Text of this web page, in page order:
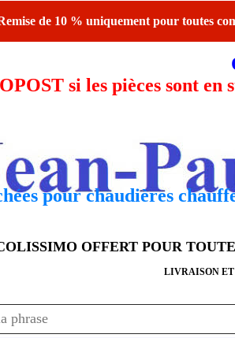
de 10 % uniquement pour toutes
si les pièces sont
pour chaudières
OFFERT POUR
LIVRAISON ET